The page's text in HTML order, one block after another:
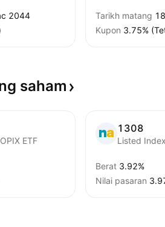
2044
Tarikh matang
Kupon 3.75%
saham
ETF
1308
Listed
Berat 3.92%
Nilai pasaran